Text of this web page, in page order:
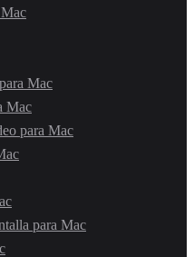
Mac
Mac
para Mac
para Mac